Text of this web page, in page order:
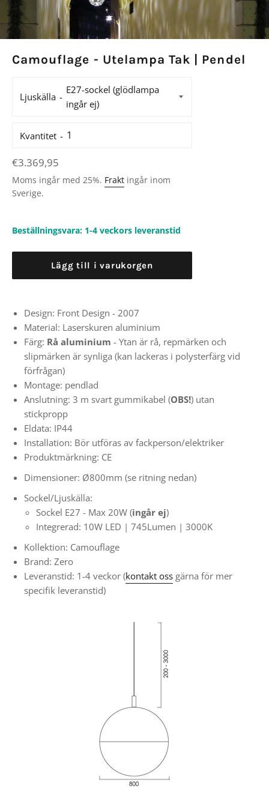
Camouflage - Utelampa Tak | Pendel
Ljuskälla
Kvantitet
Ordinarie
pris
€3.369,95
Moms ingår med 25%. Frakt ingår inom
Sverige.
Beställningsvara: 1-4 veckors leveranstid
Lägg till i varukorgen
Design: Front Design - 2007
Material: Laserskuren aluminium
Färg: Rå aluminium - Ytan är rå, repmärken och
slipmärken är synliga (kan lackeras i polysterfärg vid
förfrågan)
Montage: pendlad
Anslutning: 3 m svart gummikabel (OBS!) utan
stickpropp
Eldata: IP44
Installation: Bör utföras av fackperson/elektriker
Produktmärkning: CE
Dimensioner: Ø800mm (se ritning nedan)
Sockel/Ljuskälla:
Sockel E27 - Max 20W (ingår ej)
Integrerad: 10W LED | 745Lumen | 3000K
Kollektion: Camouflage
Brand: Zero
Leveranstid: 1-4 veckor (kontakt oss gärna för mer
specifik leveranstid)